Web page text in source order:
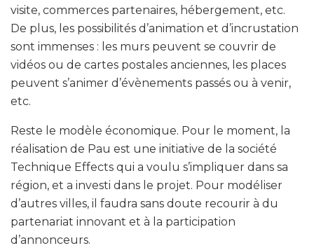
visite, commerces partenaires, hébergement, etc.
De plus, les possibilités d’animation et d’incrustation
sont immenses : les murs peuvent se couvrir de
vidéos ou de cartes postales anciennes, les places
peuvent s’animer d’évènements passés ou à venir,
etc.
Reste le modèle économique. Pour le moment, la
réalisation de Pau est une initiative de la société
Technique Effects qui a voulu s’impliquer dans sa
région, et a investi dans le projet. Pour modéliser
d’autres villes, il faudra sans doute recourir à du
partenariat innovant et à la participation
d’annonceurs.